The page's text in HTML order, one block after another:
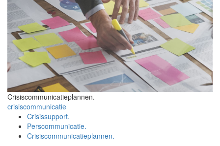
Crisiscommunicatieplannen.
crisiscommunicatie
Crisissupport.
Perscommunicatie.
Crisiscommunicatieplannen.